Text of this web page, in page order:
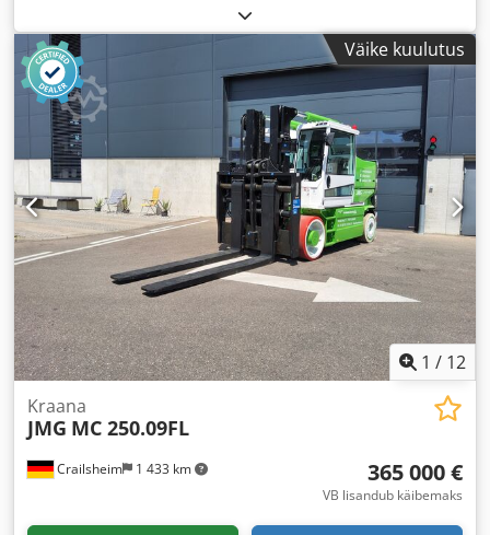
Väike kuulutus
1 / 12
Crailsheim 1 433 km
Kraana
JMG MC 250.09FL
365 000 €
VB lisandub käibemaks